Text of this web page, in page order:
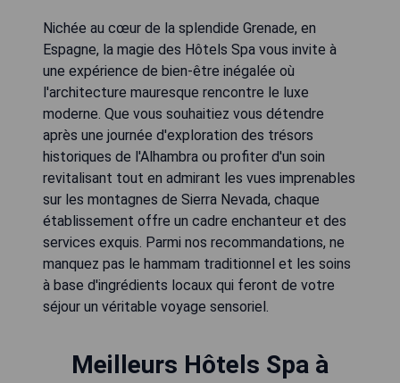
Nichée au cœur de la splendide Grenade, en
Espagne, la magie des Hôtels Spa vous invite à
une expérience de bien-être inégalée où
l'architecture mauresque rencontre le luxe
moderne. Que vous souhaitiez vous détendre
après une journée d'exploration des trésors
historiques de l'Alhambra ou profiter d'un soin
revitalisant tout en admirant les vues imprenables
sur les montagnes de Sierra Nevada, chaque
établissement offre un cadre enchanteur et des
services exquis. Parmi nos recommandations, ne
manquez pas le hammam traditionnel et les soins
à base d'ingrédients locaux qui feront de votre
séjour un véritable voyage sensoriel.
Meilleurs Hôtels Spa à